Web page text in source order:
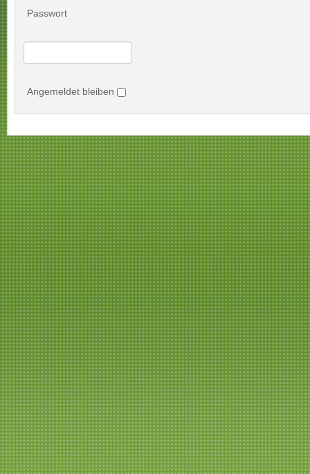
Passwort
Angemeldet bleiben